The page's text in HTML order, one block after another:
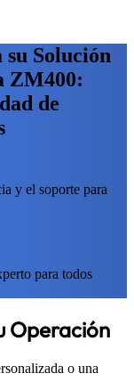
Solución
ZM400:
de
y el soporte para
para todos
Operación
o una